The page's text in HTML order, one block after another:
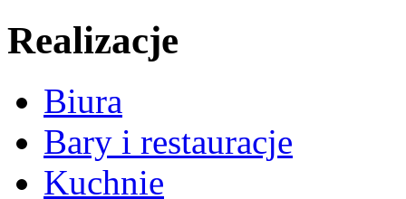
Realizacje
Biura
Bary i restauracje
Kuchnie